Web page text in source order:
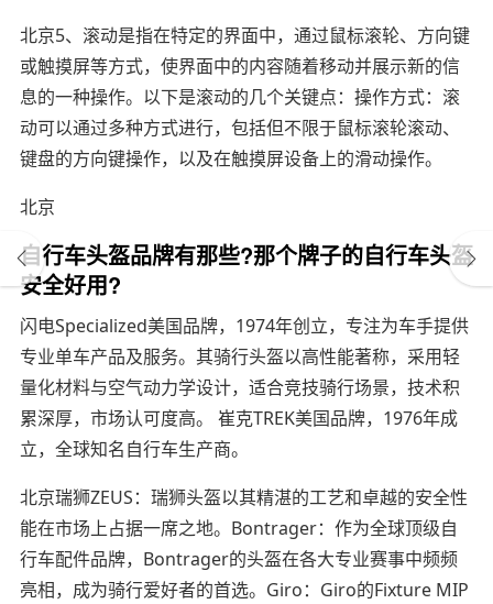
北京5、滚动是指在特定的界面中，通过鼠标滚轮、方向键
或触摸屏等方式，使界面中的内容随着移动并展示新的信
息的一种操作。以下是滚动的几个关键点：操作方式：滚
动可以通过多种方式进行，包括但不限于鼠标滚轮滚动、
键盘的方向键操作，以及在触摸屏设备上的滑动操作。
北京
自行车头盔品牌有那些?那个牌子的自行车头盔
安全好用?
闪电Specialized美国品牌，1974年创立，专注为车手提供
专业单车产品及服务。其骑行头盔以高性能著称，采用轻
量化材料与空气动力学设计，适合竞技骑行场景，技术积
累深厚，市场认可度高。 崔克TREK美国品牌，1976年成
立，全球知名自行车生产商。
北京瑞狮ZEUS：瑞狮头盔以其精湛的工艺和卓越的安全性
能在市场上占据一席之地。Bontrager：作为全球顶级自
行车配件品牌，Bontrager的头盔在各大专业赛事中频频
亮相，成为骑行爱好者的首选。Giro：Giro的Fixture MIP